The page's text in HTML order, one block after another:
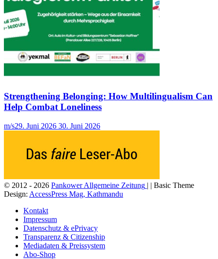
Strengthening Belonging: How Multilingualism Can
Help Combat Loneliness
m/s29. Juni 2026 30. Juni 2026
© 2012 - 2026 Pankower Allgemeine Zeitung | | Basic Theme
Design: AccessPress Mag, Kathmandu
Kontakt
Impressum
Datenschutz & ePrivacy
Transparenz & Citizenship
Mediadaten & Preissystem
Abo-Shop